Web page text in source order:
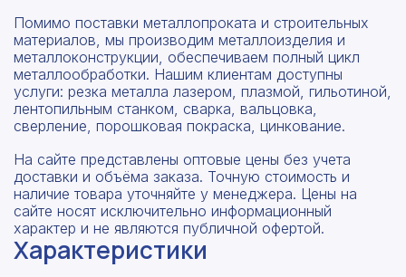
Помимо поставки металлопроката и строительных
материалов, мы производим металлоизделия и
металлоконструкции, обеспечиваем полный цикл
металлообработки. Нашим клиентам доступны
услуги: резка металла лазером, плазмой, гильотиной,
лентопильным станком, сварка, вальцовка,
сверление, порошковая покраска, цинкование.
На сайте представлены оптовые цены без учета
доставки и объёма заказа. Точную стоимость и
наличие товара уточняйте у менеджера. Цены на
сайте носят исключительно информационный
характер и не являются публичной офертой.
Характеристики